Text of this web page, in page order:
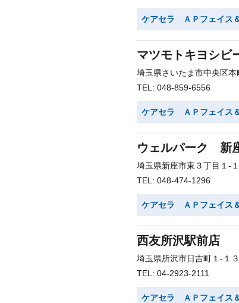
ケアセラ ＡＰフェイス
マツモトキヨシビ
埼玉県さいたま市中央区本
TEL: 048-859-6556
ケアセラ ＡＰフェイス
ウェルパーク 新
埼玉県新座市東３丁目１-１
TEL: 048-474-1296
ケアセラ ＡＰフェイス
西友所沢駅前店
埼玉県所沢市日吉町１-１３
TEL: 04-2923-2111
ケアセラ ＡＰフェイス